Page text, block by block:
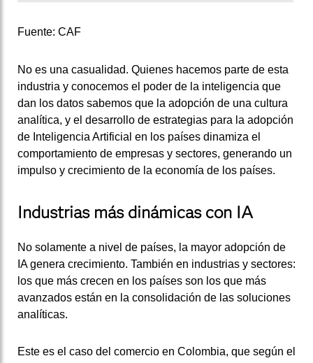
Fuente: CAF
No es una casualidad. Quienes hacemos parte de esta
industria y conocemos el poder de la inteligencia que
dan los datos sabemos que la adopción de una cultura
analítica, y el desarrollo de estrategias para la adopción
de Inteligencia Artificial en los países dinamiza el
comportamiento de empresas y sectores, generando un
impulso y crecimiento de la economía de los países.
Industrias más dinámicas con IA
No solamente a nivel de países, la mayor adopción de
IA genera crecimiento. También en industrias y sectores:
los que más crecen en los países son los que más
avanzados están en la consolidación de las soluciones
analíticas.
Este es el caso del comercio en Colombia, que según el